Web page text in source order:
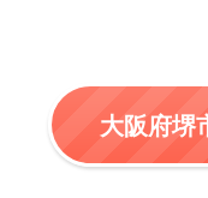
大阪府堺